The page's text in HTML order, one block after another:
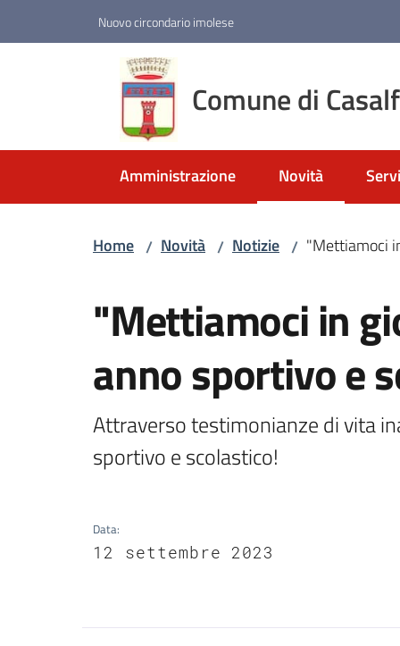
Nuovo circondario imolese
Comune di
Amministrazione Novità
Menu selezionato
Home / Novità / Notizie / "Mettiamoci
"Mettiamoci in
anno sportivo e
Attraverso testimonianze di vita
sportivo e scolastico!
Data:
12 settembre 2023